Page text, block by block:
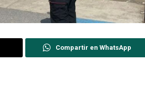
Compartir en WhatsApp